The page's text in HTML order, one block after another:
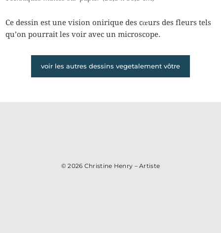
Ce dessin est une vision onirique des cœurs des fleurs tels
qu’on pourrait les voir avec un microscope.
voir les autres dessins vegetalement vôtre
© 2026 Christine Henry – Artiste